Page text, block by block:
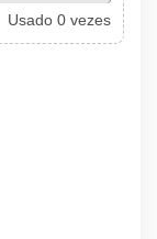
CÓDIGO
Usado 0 vezes